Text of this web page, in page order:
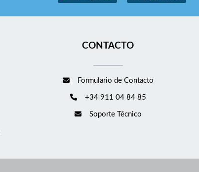
CONTACTO
Formulario de Contacto
+34 911 04 84 85
Soporte Técnico